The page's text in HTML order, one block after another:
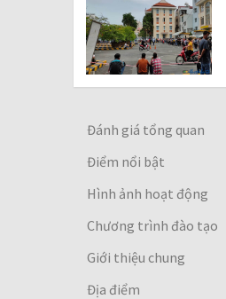
Đánh giá tổng quan
Điểm nổi bật
Hình ảnh hoạt động
Chương trình đào tạo
Giới thiệu chung
Địa điểm